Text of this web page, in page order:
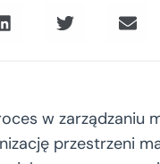
w zarządzaniu
przestrzeni